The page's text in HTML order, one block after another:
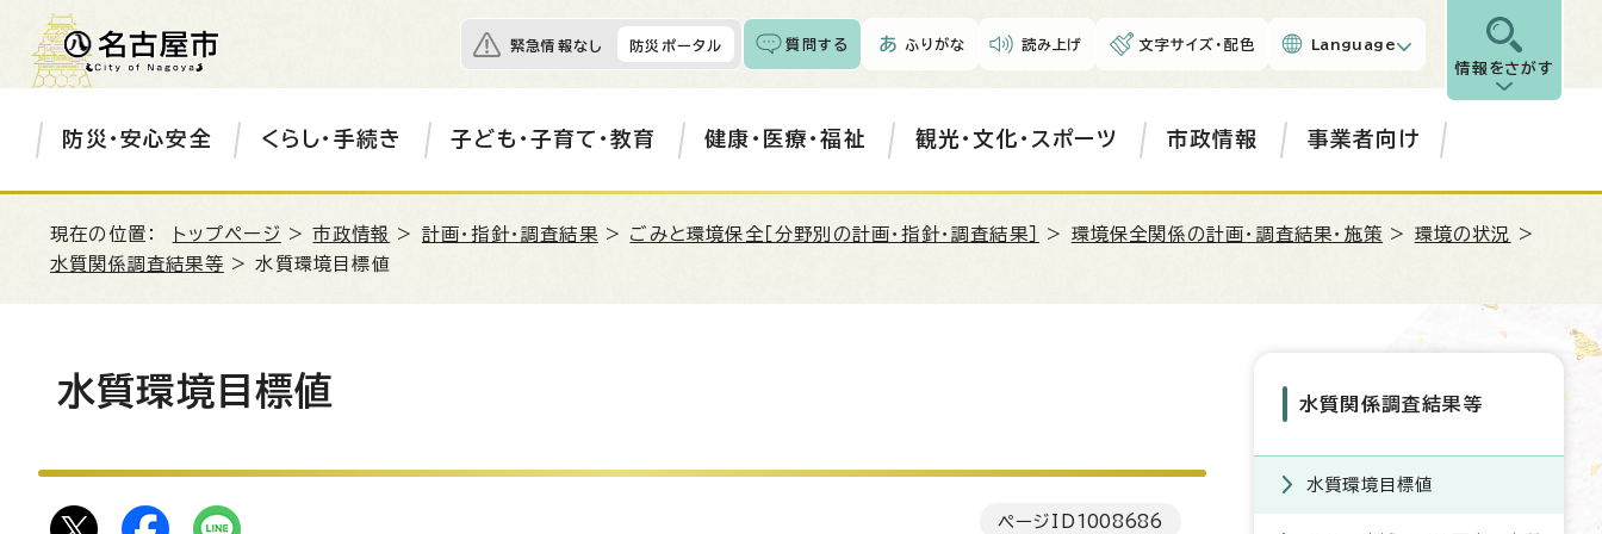
緊急情報なし 防災ポータル 質問する ふりがな 読み上げ 文字サイズ・配色 Language
情報をさがす
防災・安心安全 くらし・手続き 子ども・子育て・教育 健康・医療・福祉 観光・文化・スポーツ 市政情報 事業者向け
現在の位置： トップページ >市政情報 > 計画・指針・調査結果 > ごみと環境保全［分野別の計画・指針・調査結果］ > 環境保全関係の計画・調査結果・施策 > 環境の状況 >
水質関係調査結果等 > 水質環境目標値
水質環境目標値
ページID 1008686
水質関係調査結果等
水質環境目標値